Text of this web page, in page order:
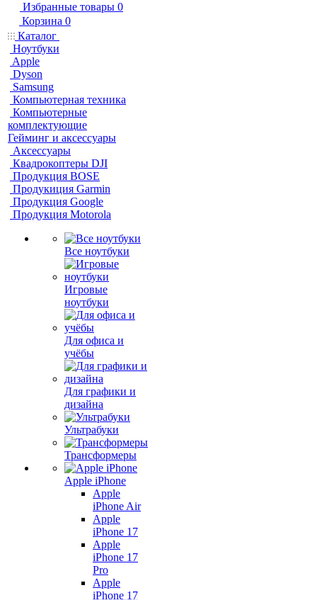
Избранные товары 0
Корзина 0
Каталог
Ноутбуки
Apple
Dyson
Samsung
Компьютерная техника
Компьютерные
комплектующие
Гейминг и аксессуары
Аксессуары
Квадрокоптеры DJI
Продукция BOSE
Продукиция Garmin
Продукция Google
Продукция Motorola
Все ноутбуки
Игровые
ноутбуки
Для офиса и
учёбы
Для графики и
дизайна
Ультрабуки
Трансформеры
Apple iPhone
Apple
iPhone Air
Apple
iPhone 17
Apple
iPhone 17
Pro
Apple
iPhone 17